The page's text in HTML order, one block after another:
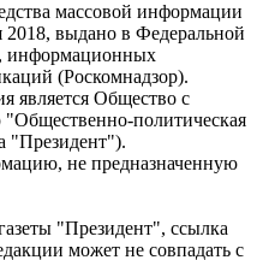
массовой информации
выдано в Федеральной
информационных
(Роскомнадзор).
является Общество с
"Общественно-политическая
"Президент").
не предназначенную
"Президент", ссылка
может не совпадать с